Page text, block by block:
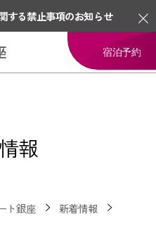
する禁止事項のお知らせ
宿泊予約
報
ト銀座
新着情報